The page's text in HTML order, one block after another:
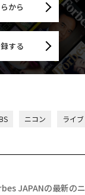
から
する
ニコン ライ
JAPANの最新の